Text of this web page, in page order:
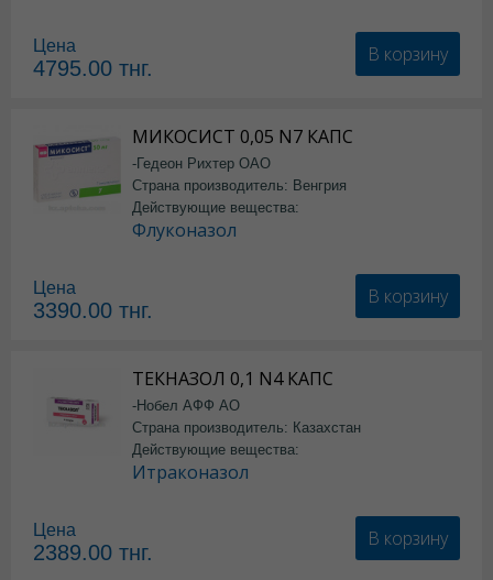
Цена
4795.00 тнг.
В корзину
МИКОСИСТ 0,05 N7 КАПС
-Гедеон Рихтер ОАО
Страна производитель: Венгрия
Действующие вещества:
Флуконазол
Цена
3390.00 тнг.
В корзину
ТЕКНАЗОЛ 0,1 N4 КАПС
-Нобел АФФ АО
Страна производитель: Казахстан
Действующие вещества:
Итраконазол
Цена
2389.00 тнг.
В корзину